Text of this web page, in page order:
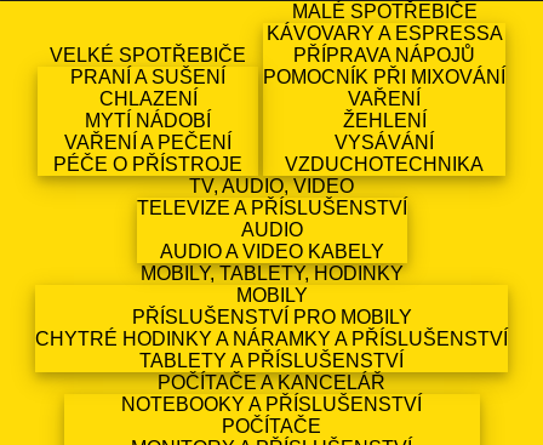
VELKÉ SPOTŘEBIČE
PRANÍ A SUŠENÍ
CHLAZENÍ
MYTÍ NÁDOBÍ
VAŘENÍ A PEČENÍ
PÉČE O PŘÍSTROJE
MALÉ SPOTŘEBIČE
KÁVOVARY A ESPRESSA
PŘÍPRAVA NÁPOJŮ
POMOCNÍK PŘI MIXOVÁNÍ
VAŘENÍ
ŽEHLENÍ
VYSÁVÁNÍ
VZDUCHOTECHNIKA
TV, AUDIO, VIDEO
TELEVIZE A PŘÍSLUŠENSTVÍ
AUDIO
AUDIO A VIDEO KABELY
MOBILY, TABLETY, HODINKY
MOBILY
PŘÍSLUŠENSTVÍ PRO MOBILY
CHYTRÉ HODINKY A NÁRAMKY A PŘÍSLUŠENSTVÍ
TABLETY A PŘÍSLUŠENSTVÍ
POČÍTAČE A KANCELÁŘ
NOTEBOOKY A PŘÍSLUŠENSTVÍ
POČÍTAČE